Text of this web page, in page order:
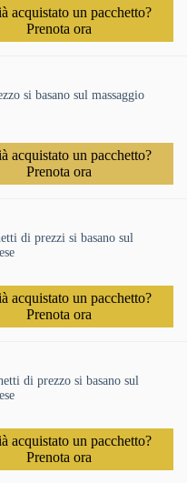
acquistato un pacchetto?
Prenota ora
si basano sul massaggio
acquistato un pacchetto?
Prenota ora
di prezzi si basano sul
acquistato un pacchetto?
Prenota ora
di prezzo si basano sul
acquistato un pacchetto?
Prenota ora